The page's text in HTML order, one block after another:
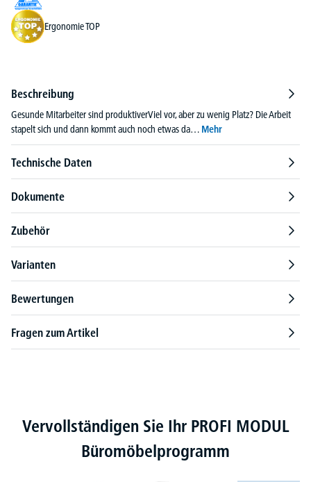
Ergonomie TOP
Beschreibung
Gesunde Mitarbeiter sind produktiverViel vor, aber zu wenig Platz? Die Arbeit
stapelt sich und dann kommt auch noch etwas da… Mehr
Technische Daten
Dokumente
Zubehör
Varianten
Bewertungen
Fragen zum Artikel
Produktgalerie überspringen
Vervollständigen Sie Ihr PROFI MODUL
Büromöbelprogramm